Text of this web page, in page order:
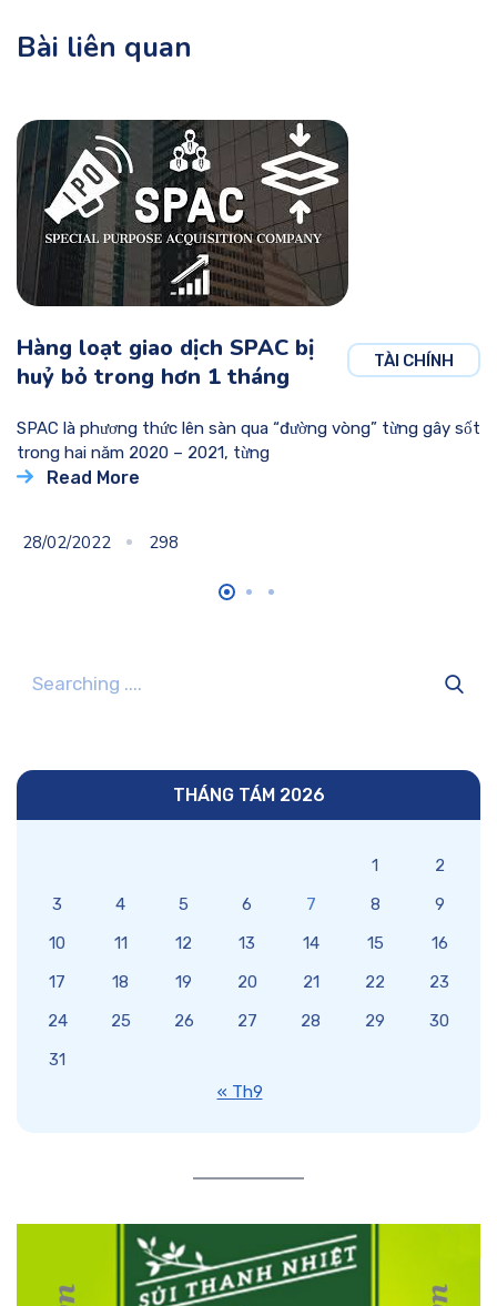
THÁNG TÁM 2026
1
2
3
4 5 6 7 8
9
10
11 12 13 14 15
16
17
18 19 20 21 22
23
24
25 26 27 28 29
30
31
« Th9
Bài liên quan
TÀI CHÍNH
Hàng loạt giao dịch SPAC bị
huỷ bỏ trong hơn 1 tháng
SPAC là phương thức lên sàn qua “đường vòng” từng gây sốt
trong hai năm 2020 – 2021, từng
Read More
28/02/2022 298